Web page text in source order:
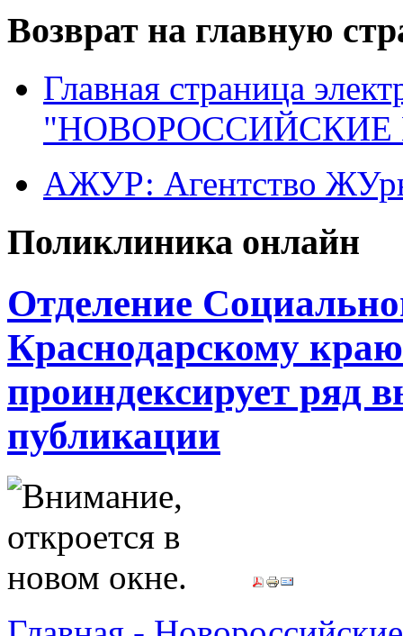
Возврат на главную
Главная страница
"НОВОРОССИЙСКИЕ
АЖУР: Агентство
Поликлиника онлайн
Отделение
Краснодарскому
проиндексирует ряд
публикации